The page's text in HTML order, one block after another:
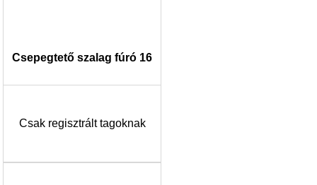
Csepegtető szalag fúró 16
Csak regisztrált tagoknak